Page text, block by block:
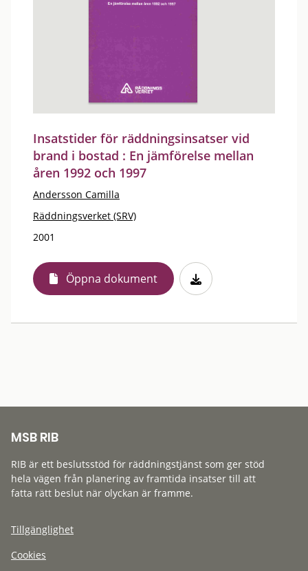
Insatstider för räddningsinsatser vid
brand i bostad : En jämförelse mellan
åren 1992 och 1997
Andersson Camilla
Räddningsverket (SRV)
2001
Öppna dokument
MSB RIB
RIB är ett beslutsstöd för räddningstjänst som ger stöd
hela vägen från planering av framtida insatser till att
fatta rätt beslut när olyckan är framme.
Tillgänglighet
Cookies